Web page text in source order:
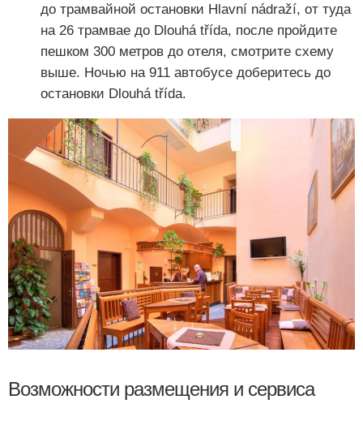
до трамвайной остановки Hlavní nádraží, от туда
на 26 трамвае до Dlouhá třída, после пройдите
пешком 300 метров до отеля, смотрите схему
выше. Ночью на 911 автобусе доберитесь до
остановки Dlouhá třída.
Возможности размещения и сервиса